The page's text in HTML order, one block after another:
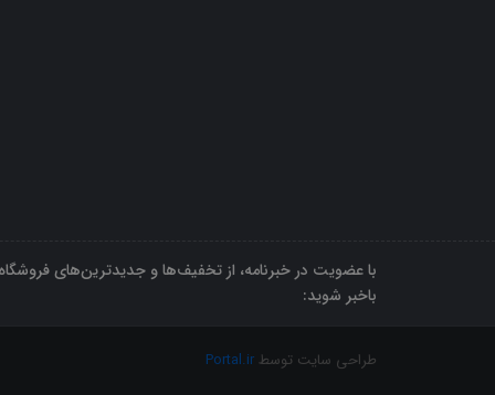
با عضویت در خبرنامه، از تخفیف‌ها و جدیدترین‌های
باخبر شوید:
طراحی سایت توسط Portal.ir